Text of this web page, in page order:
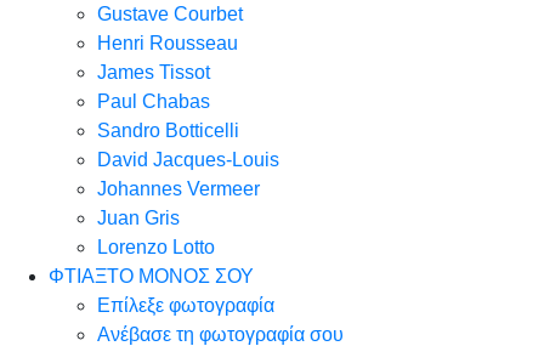
Gustave Courbet
Henri Rousseau
James Tissot
Paul Chabas
Sandro Botticelli
David Jacques-Louis
Johannes Vermeer
Juan Gris
Lorenzo Lotto
ΦΤΙΑΞΤΟ ΜΟΝΟΣ ΣΟΥ
Επίλεξε φωτογραφία
Ανέβασε τη φωτογραφία σου